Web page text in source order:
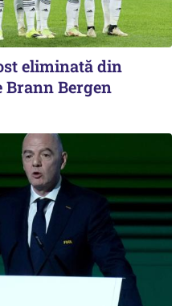
eliminată din
Brann Bergen